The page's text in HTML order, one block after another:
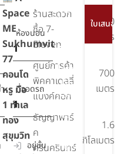
ห้องนอน
1
ที่จอดรถ
1
อยู่ชั้น
Space
ME
Sukhumvit
77
คอนโด
หรู มือ
1 ทำเล
ทอง
สุขุมวิท
ร้านสะดวก
ซื้อ 7-
Eleven
700
เมตร
ศูนย์การค้า
พิคคาเดลลี่
แบงค์คอก
700
เมตร
ธัญญาพาร์
ค
ศรีนครินทร์
1.6
กิโลเมตร
สระ
ความ
ปลอดภัย
24 ชม.
ยิม,ฟิตเนส
หย่อม